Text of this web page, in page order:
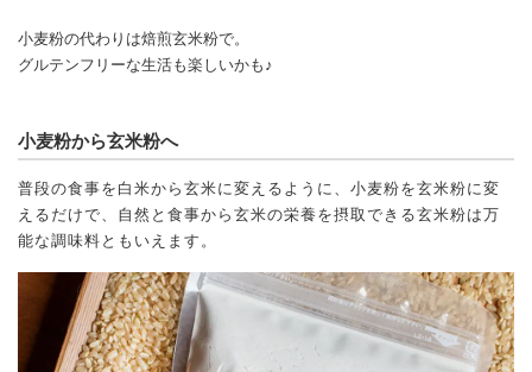
小麦粉の代わりは焙煎玄米粉で。
グルテンフリーな生活も楽しいかも♪
小麦粉から玄米粉へ
普段の食事を白米から玄米に変えるように、小麦粉を玄米粉に変
えるだけで、自然と食事から玄米の栄養を摂取できる玄米粉は万
能な調味料ともいえます。